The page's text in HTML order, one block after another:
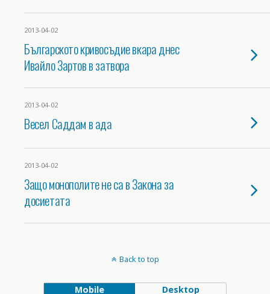
2013-04-02
Българското кривосъдие вкара днес
Ивайло Зартов в затвора
2013-04-02
Весел Саддам в ада
2013-04-02
Защо монополите не са в Закона за
досиетата
Back to top
Mobile Desktop